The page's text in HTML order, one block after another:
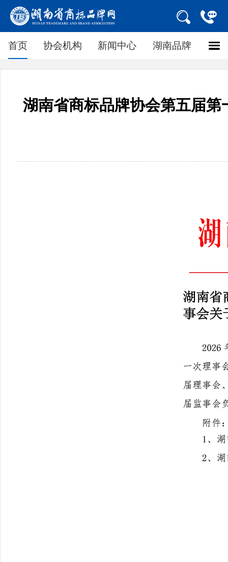
首页 协会机构 新闻中心 湖南品牌
湖南省商标品牌协会第五届